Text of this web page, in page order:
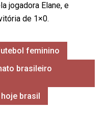
jogadora Elane, e
de 1×0.
feminino
brasileiro
brasil